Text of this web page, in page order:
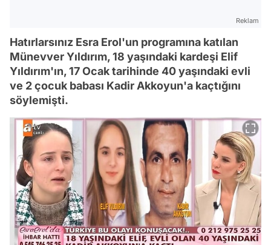
Reklam
Hatırlarsınız Esra Erol'un programına katılan
Münevver Yıldırım, 18 yaşındaki kardeşi Elif
Yıldırım'ın, 17 Ocak tarihinde 40 yaşındaki evli
ve 2 çocuk babası Kadir Akkoyun'a kaçtığını
söylemişti.